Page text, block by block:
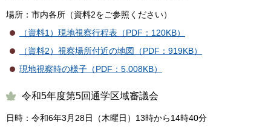
場所：市内各所（資料2をご参照ください）
（資料1）現地視察行程表（PDF：120KB）
（資料2）視察場所付近の地図（PDF：919KB）
現地視察時の様子（PDF：5,008KB）
令和5年度第5回通学区域審議会
日時：令和6年3月28日（木曜日）13時から14時40分